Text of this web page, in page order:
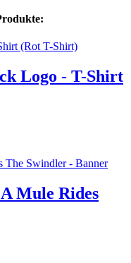
Logo - T-Shirt
Mule Rides